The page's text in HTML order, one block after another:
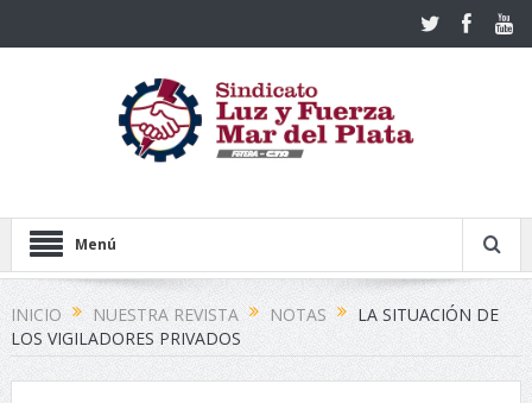
Menú
INICIO NUESTRA REVISTA NOTAS
LA SITUACIÓN DE
LOS VIGILADORES PRIVADOS